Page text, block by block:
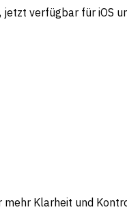
verfügbar für iOS
Klarheit und